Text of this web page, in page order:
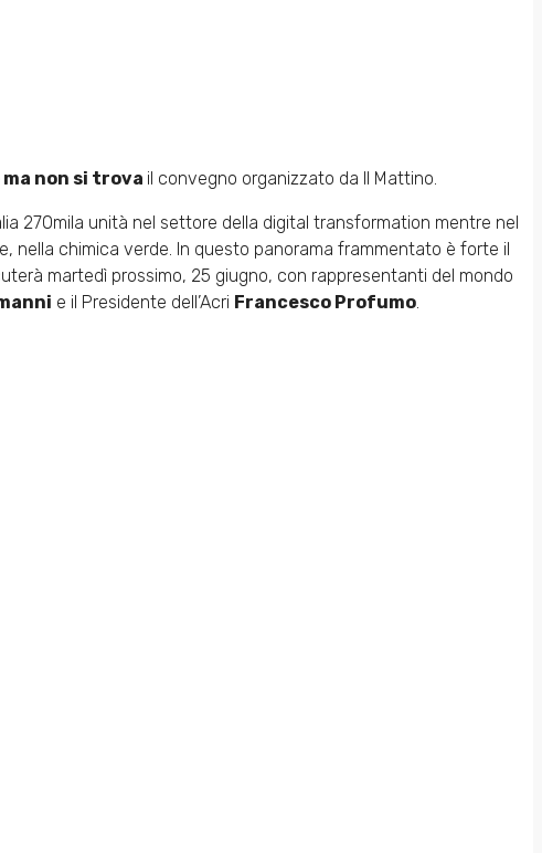
ma non si trova il convegno organizzato da Il Mattino.
270mila unità nel settore della digital transformation mentre nel
nella chimica verde. In questo panorama frammentato è forte il
martedì prossimo, 25 giugno, con rappresentanti del mondo
e il Presidente dell’Acri Francesco Profumo.